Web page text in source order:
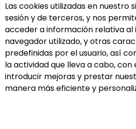
Las cookies utilizadas en nuestro
sesión y de terceros, y nos
acceder a información relativa al
navegador utilizado, y otras
predefinidas por el usuario, así
la actividad que lleva a cabo, con
introducir mejoras y prestar
manera más eficiente y